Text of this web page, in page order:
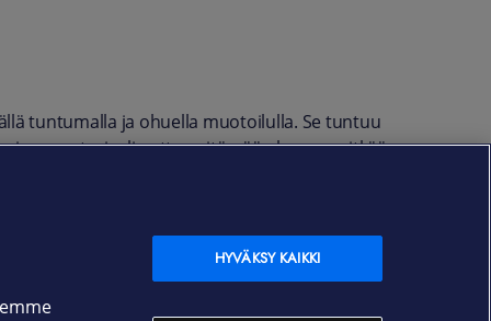
tuntumalla ja ohuella muotoilulla. Se tuntuu
materiaali auttaa pitämään kuoren pitkään
HYVÄKSY KAIKKI